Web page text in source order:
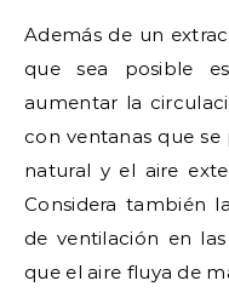
Además de un
que sea posible
aumentar la
con ventanas que
natural y el aire
Considera también
de ventilación en
que el aire fluya de